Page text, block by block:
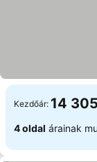
Kezdőár: 14
4 oldal árainak